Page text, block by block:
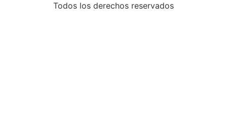
Todos los derechos reservados